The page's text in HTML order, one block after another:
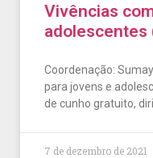
Vivências
adolescentes
Coordenação:
para jovens e
de cunho gratuito,
7 de dezembro de 2021